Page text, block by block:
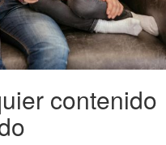
contenido